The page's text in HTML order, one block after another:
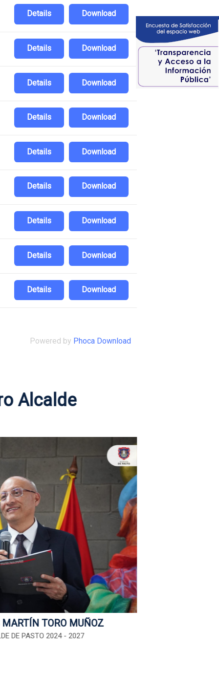
Download
Details
Download
Details
Download
Details
Download
Details
Download
Details
Download
Details
Download
Details
Download
Details
Download
Details
Powered by Phoca Download
TORO MUÑOZ
DE PASTO 2024 - 2027
Alcalde